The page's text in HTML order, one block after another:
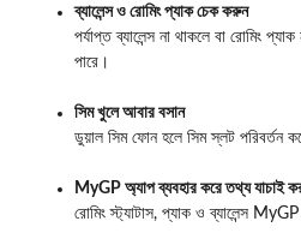
ব্যালেন্স ও রোমিং প্যাক চেক করুন
পর্যাপ্ত ব্যালেন্স না থাকলে বা রোমিং
পারে।
সিম খুলে আবার বসান
ডুয়াল সিম ফোন হলে সিম স্লট পরিবর্তন
MyGP অ্যাপ ব্যবহার করে তথ্য যাচাই
রোমিং স্ট্যাটাস, প্যাক ও ব্যালেন্স